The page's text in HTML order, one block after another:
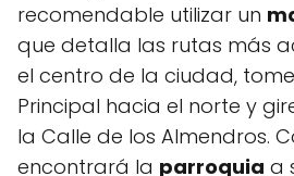
recomendable utilizar un
que detalla las rutas más
el centro de la ciudad,
Principal hacia el norte y
la Calle de los Almendros.
encontrará la parroquia a